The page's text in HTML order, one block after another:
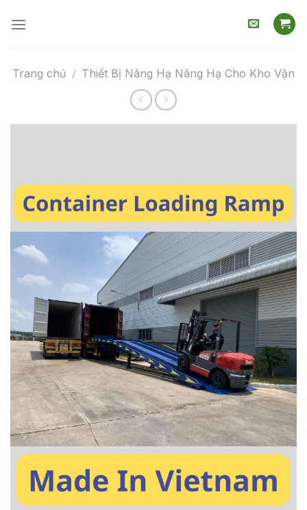
Trang chủ / Thiết Bị Nâng Hạ Nâng Hạ Cho Kho Vận